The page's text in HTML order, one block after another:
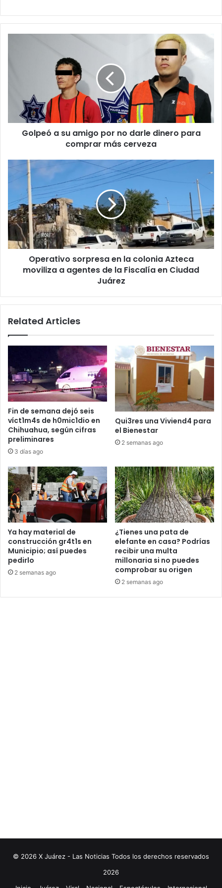
darle
dinero
para
comprarGolpeó a su amigo por no darle dinero para
comprar más cerveza
Operativo
sorpresa
colonia
Azteca
moviliza
a
agentes
Ciudad
Operativo sorpresa en la colonia Azteca
moviliza a agentes de la Fiscalía en Ciudad
Juárez
Related Articles
Fin de semana dejó seis
víct1m4s de h0mic1dio en
Chihuahua, según cifras
preliminares
3 días ago
Qui3res una Viviend4 para
el Bienestar
2 semanas ago
Ya hay material de
construcción gr4t1s en
Municipio; así puedes
pedirlo
2 semanas ago
¿Tienes una pata de
elefante en casa? Podrías
recibir una multa
millonaria si no puedes
comprobar su origen
2 semanas ago
© 2026 X Juárez - Las Noticias Todos los derechos reservados
2026